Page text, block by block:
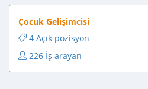
Çocuk Gelişimcisi
4 Açık pozisyon
226 İş arayan